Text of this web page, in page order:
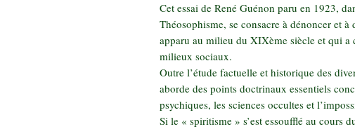
Cet essai de René Guénon paru en 1923,
Théosophisme, se consacre à dénoncer et
apparu au milieu du XIXème siècle et qui a
milieux sociaux.
Outre l’étude factuelle et historique des
aborde des points doctrinaux essentiels
psychiques, les sciences occultes et
Si le « spiritisme » s’est essoufflé au cours